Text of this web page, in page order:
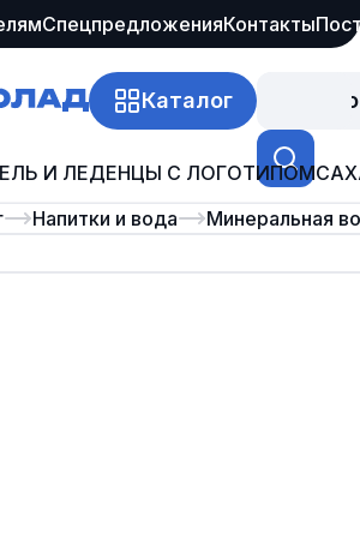
СпецпредложенияКонтакты
Каталог
И ЛЕДЕНЦЫ С ЛОГОТИПОМ
Напитки и вода Минеральная